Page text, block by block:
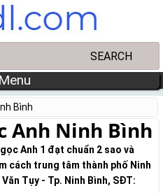
Bình
Anh Ninh Bình
Anh 1 đạt chuẩn 2 sao và
cách trung tâm thành phố Ninh
Tụy - Tp. Ninh Bình, SĐT: